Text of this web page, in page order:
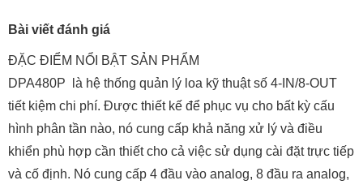
Bài viết đánh giá
ĐẶC ĐIỂM NỔI BẬT SẢN PHẨM
DPA480P là hệ thống quản lý loa kỹ thuật số 4-IN/8-OUT
tiết kiệm chi phí. Được thiết kế để phục vụ cho bất kỳ cấu
hình phân tần nào, nó cung cấp khả năng xử lý và điều
khiển phù hợp cần thiết cho cả việc sử dụng cài đặt trực tiếp
và cố định. Nó cung cấp 4 đầu vào analog, 8 đầu ra analog,